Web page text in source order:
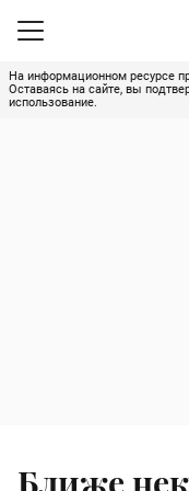
На информационном ресурсе
Оставаясь на сайте, вы
использование.